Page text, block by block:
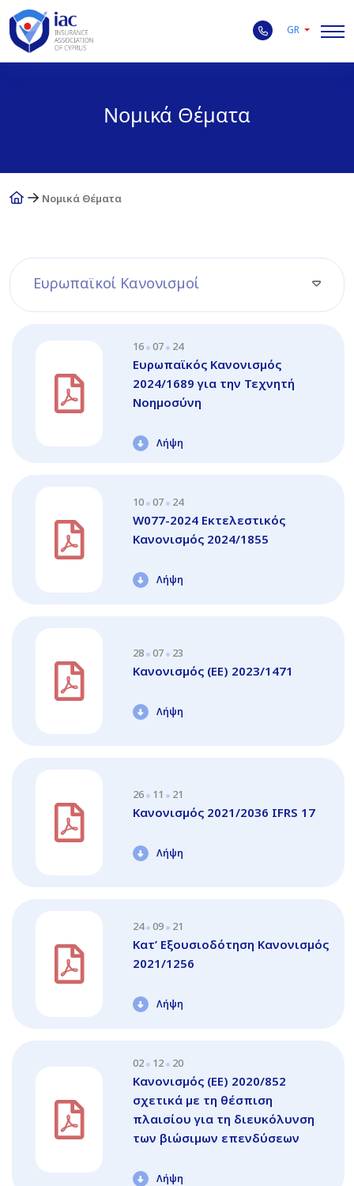
GR
Νομικά Θέματα
Νομικά Θέματα
Ευρωπαϊκοί Κανονισμοί
16 07 24
Ευρωπαϊκός Κανονισμός
2024/1689 για την Τεχνητή
Νοημοσύνη
Λήψη
10 07 24
W077-2024 Εκτελεστικός
Κανονισμός 2024/1855
Λήψη
28 07 23
Κανονισμός (ΕΕ) 2023/1471
Λήψη
26 11 21
Κανονισμός 2021/2036 IFRS 17
Λήψη
24 09 21
Κατ’ Εξουσιοδότηση Κανονισμός
2021/1256
Λήψη
02 12 20
Κανονισμός (ΕΕ) 2020/852
σχετικά με τη θέσπιση
πλαισίου για τη διευκόλυνση
των βιώσιμων επενδύσεων
Λήψη